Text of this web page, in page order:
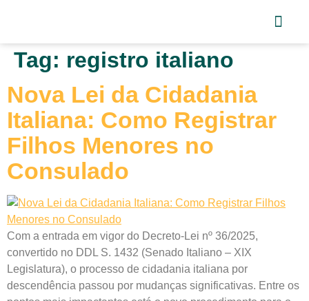
Tag: registro italiano
Nova Lei da Cidadania
Italiana: Como Registrar
Filhos Menores no
Consulado
Com a entrada em vigor do Decreto-Lei nº 36/2025,
convertido no DDL S. 1432 (Senado Italiano – XIX
Legislatura), o processo de cidadania italiana por
descendência passou por mudanças significativas. Entre os